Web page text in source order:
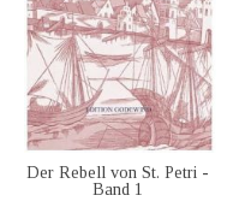
Der Rebell von St. Petri -
Band 1